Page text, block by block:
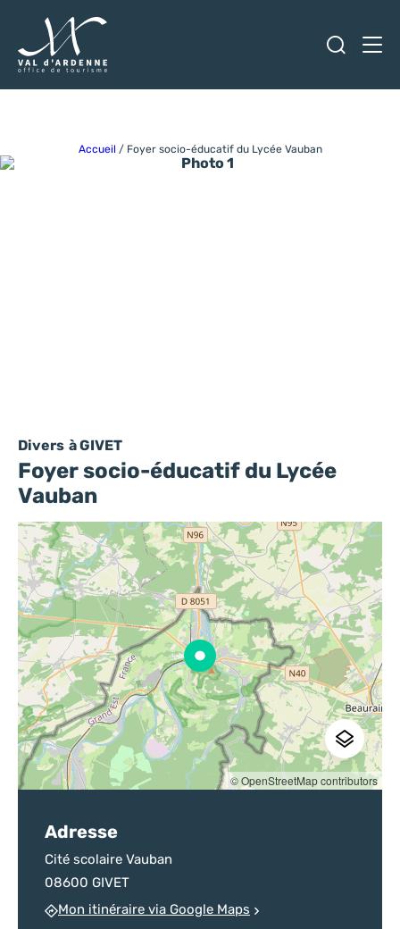
Accueil / Foyer socio-éducatif du Lycée Vauban
Divers à GIVET
Foyer socio-éducatif du Lycée
Vauban
Photo 1
© OpenStreetMap contributors
Adresse
Cité scolaire Vauban
08600 GIVET
Mon itinéraire via Google Maps